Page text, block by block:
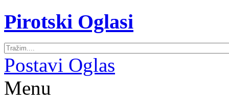
Pirotski Oglasi
Postavi Oglas
Menu